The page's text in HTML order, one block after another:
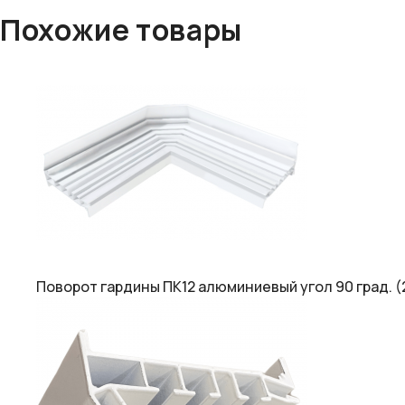
Похожие товары
Поворот гардины ПК12 алюминиевый угол 90 град.